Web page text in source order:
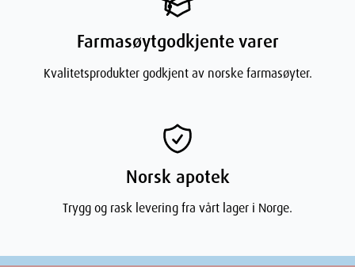
Dimensjoner
Width 4.5
Farmasøytgodkjente varer
Kvalitetsprodukter godkjent av norske farmasøyter.
Norsk apotek
Trygg og rask levering fra vårt lager i Norge.